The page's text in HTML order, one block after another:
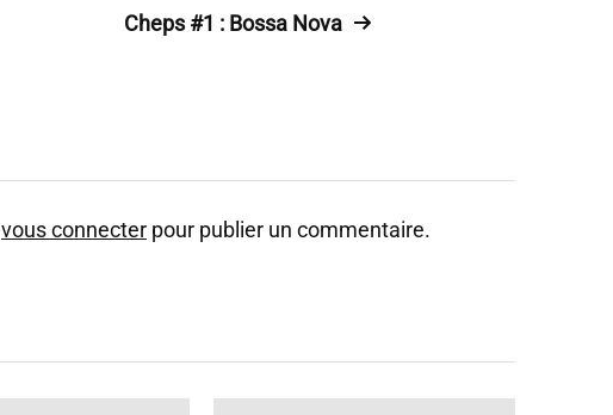
Cheps #1 : Bossa Nova
vous connecter pour publier un commentaire.